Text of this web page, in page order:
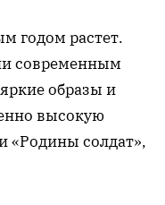
годом растет.
современным
образы и
высокую
«Родины солдат»,